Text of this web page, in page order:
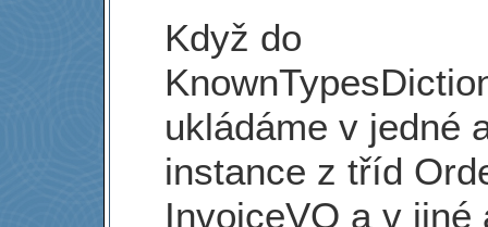
Když do
ukládáme v jedné
instance z tříd
InvoiceVO a v jiné